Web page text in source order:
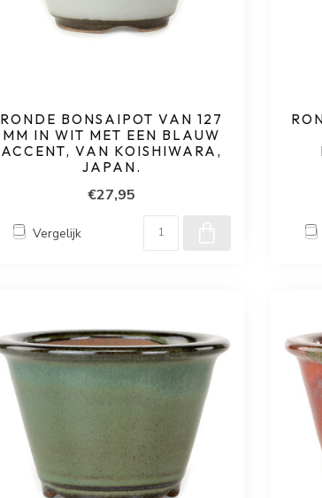
RONDE BONSAIPOT VAN 127
MM IN WIT MET EEN BLAUW
ACCENT, VAN KOISHIWARA,
JAPAN.
€27,95
Vergelijk